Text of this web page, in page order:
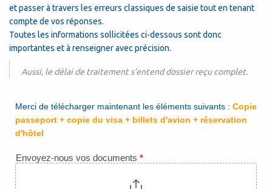
et passer à travers les erreurs classiques de saisie tout en tenant
compte de vos réponses.
Toutes les informations sollicitées ci-dessous sont donc
importantes et à renseigner avec précision.
Aussi, le délai de traitement s’entend dossier reçu complet.
Aide
à
la
Carte
d'Arrivée
et
Merci de télécharger maintenant les éléments suivants : Copie
passeport + copie du visa + billets d'avion + réservation
d'hôtel
Envoyez-nous vos documents *